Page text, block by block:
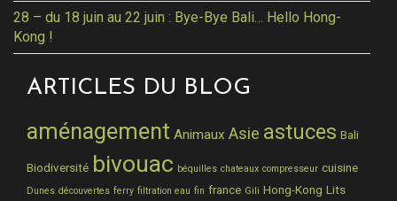
28 – du 18 juin au 22 juin : Bye-Bye Bali… Hello Hong-
Kong !
ARTICLES DU BLOG
aménagement Animaux Asie astuces Bali
Biodiversité bivouac béquilles chateaux compresseur cuisine
Dunes découvertes ferry filtration eau fin france Gili Hong-Kong Lits